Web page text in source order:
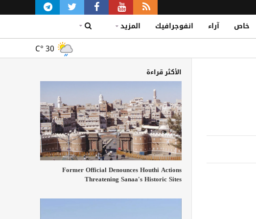
خاص آراء انفوجرافيك المزيد
C° 30
الأكثر قراءة
Former Official Denounces Houthi Actions
Threatening Sanaa's Historic Sites